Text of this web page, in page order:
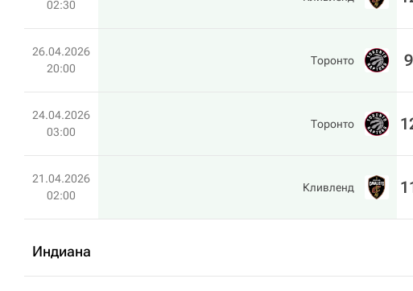
02:30
26.04.2026
20:00
Торонто
24.04.2026
03:00
Торонто
21.04.2026
02:00
Кливленд
Индиана